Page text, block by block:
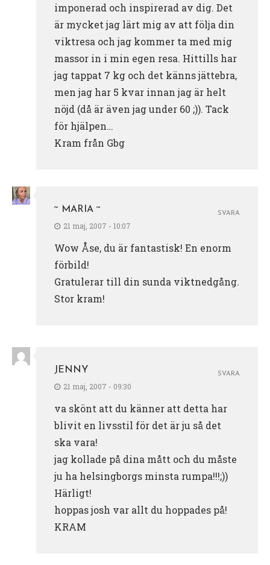
imponerad och inspirerad av dig. Det
är mycket jag lärt mig av att följa din
viktresa och jag kommer ta med mig
massor in i min egen resa. Hittills har
jag tappat 7 kg och det känns jättebra,
men jag har 5 kvar innan jag är helt
nöjd (då är även jag under 60 ;)). Tack
för hjälpen…
Kram från Gbg
~ MARIA ~
21 maj, 2007 - 10:07
Wow Åse, du är fantastisk! En enorm
förbild!
Gratulerar till din sunda viktnedgång.
Stor kram!
SVARA
JENNY
21 maj, 2007 - 09:30
va skönt att du känner att detta har
blivit en livsstil för det är ju så det
ska vara!
jag kollade på dina mått och du måste
ju ha helsingborgs minsta rumpa!!!;))
Härligt!
hoppas josh var allt du hoppades på!
KRAM
SVARA